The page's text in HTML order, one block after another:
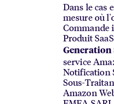
Dans le cas
mesure où
Commande
Produit SaaS
Generation
service
Notification
Sous-
Amazon